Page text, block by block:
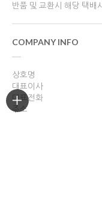
반품 및 교환시 해당 택배
COMPANY INFO
상호명
대표이사
대표전화
주소